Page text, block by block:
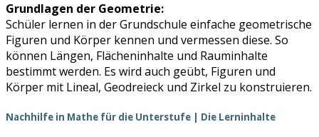
Grundlagen der Geometrie:
Schüler lernen in der Grundschule einfache geometrische
Figuren und Körper kennen und vermessen diese. So
können Längen, Flächeninhalte und Rauminhalte
bestimmt werden. Es wird auch geübt, Figuren und
Körper mit Lineal, Geodreieck und Zirkel zu konstruieren.
Nachhilfe in Mathe für die Unterstufe | Die Lerninhalte